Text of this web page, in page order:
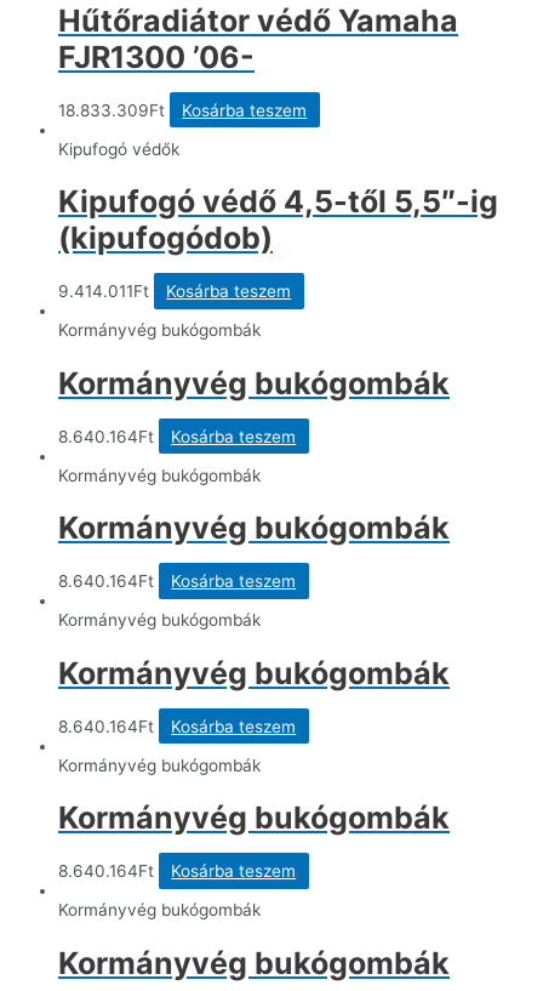
Hűtőradiátor védő Yamaha
FJR1300 ’06-
18.833.309Ft
Kosárba teszem
Kipufogó védők
Kipufogó védő 4,5-től 5,5″-ig
(kipufogódob)
9.414.011Ft
Kosárba teszem
Kormányvég bukógombák
Kormányvég bukógombák
8.640.164Ft
Kosárba teszem
Kormányvég bukógombák
Kormányvég bukógombák
8.640.164Ft
Kosárba teszem
Kormányvég bukógombák
Kormányvég bukógombák
8.640.164Ft
Kosárba teszem
Kormányvég bukógombák
Kormányvég bukógombák
8.640.164Ft
Kosárba teszem
Kormányvég bukógombák
Kormányvég bukógombák